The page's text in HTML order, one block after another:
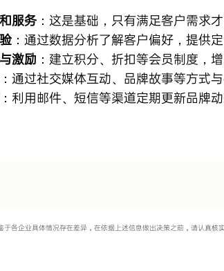
服务：这是基础，只有满足客户需求才
：通过数据分析了解客户偏好，提供定
激励 ：建立积分、折扣等会员制度，增
通过社交媒体互动、品牌故事等方式与
利用邮件、短信等渠道定期更新品牌
于各企业具体情况存在差异，在依据上述信息做出决策之前，请认真